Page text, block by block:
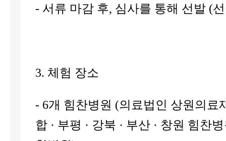
- 서류 마감 후, 심사를 통해 선발 (
3. 체험 장소
- 6개 힘찬병원 (의료법인 상원의료
합 · 부평 ·​ 강북 · ​​부산 · ​창원 힘찬